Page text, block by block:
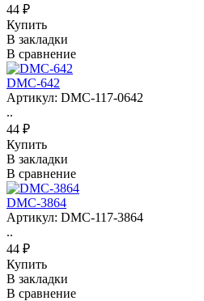
44 ₽
Купить
В закладки
В сравнение
DMC-642
Артикул: DMC-117-0642
..
44 ₽
Купить
В закладки
В сравнение
DMC-3864
Артикул: DMC-117-3864
..
44 ₽
Купить
В закладки
В сравнение